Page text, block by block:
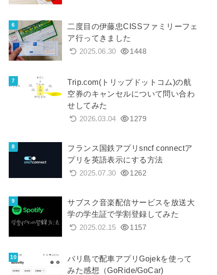
二度目の伊藤忠CISSファミリーフェ
ア行ってきました
2025.06.30 1448
Trip.com(トリップドットコム)の航
空券のキャンセルについて問い合わ
せしてみた
2026.03.04 1279
フランス国鉄アプリsncf connectア
プリを英語表示にする方法
2025.07.30 1262
サブスク音楽配信サービスを放送大
学の学生証で学割登録してみた
2025.02.15 1157
バリ島で配車アプリGojekを使って
みた感想（GoRide/GoCar)